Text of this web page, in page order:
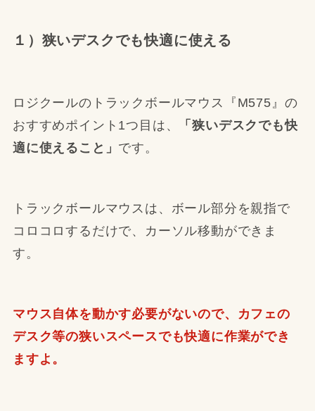
１）狭いデスクでも快適に使える
ロジクールのトラックボールマウス『M575』の
おすすめポイント1つ目は、
「狭いデスクでも快
適に使えること」 です。
トラックボールマウスは、ボール部分を親指で
コロコロするだけで、カーソル移動ができま
す。
マウス自体を動かす必要がないので、カフェの
デスク等の狭いスペースでも快適に作業ができ
ますよ。